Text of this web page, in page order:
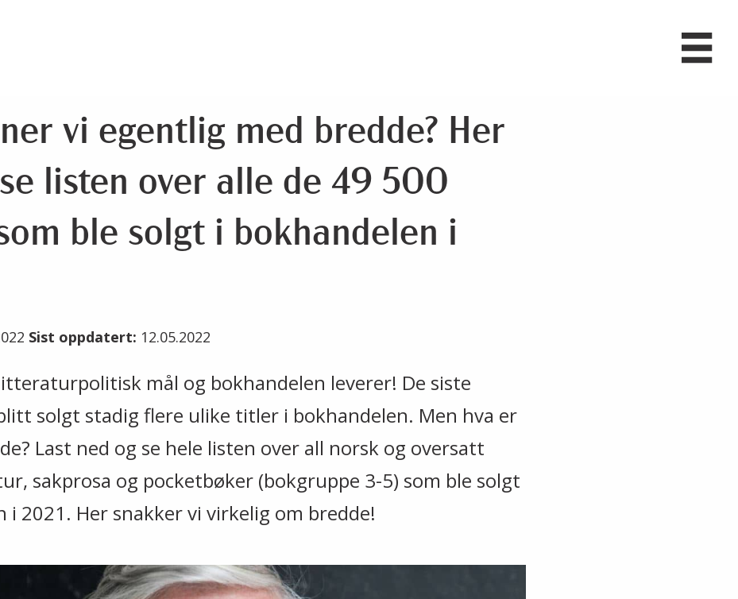
vi egentlig med bredde? Her
listen over alle de 49 500
ble solgt i bokhandelen i
Sist oppdatert: 12.05.2022
mål og bokhandelen leverer! De siste
solgt stadig flere ulike titler i bokhandelen. Men hva er
Last ned og se hele listen over all norsk og oversatt
sakprosa og pocketbøker (bokgruppe 3-5) som ble solgt
i 2021. Her snakker vi virkelig om bredde!